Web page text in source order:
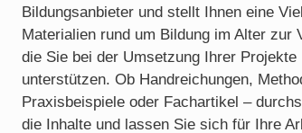
Bildungsanbieter und stellt Ihnen eine
Materialien rund um Bildung im Alter zur
die Sie bei der Umsetzung Ihrer Projekte
unterstützen. Ob Handreichungen,
Praxisbeispiele oder Fachartikel –
die Inhalte und lassen Sie sich für Ihre